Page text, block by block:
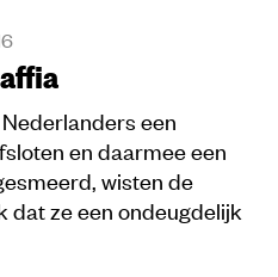
een
en daarmee een
wisten de
dat ze een ondeugdelijk